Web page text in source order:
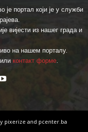
је портал који је у служби
вијести из нашег града и
на нашем порталу.
контакт форме.
pixerize and pcenter.ba